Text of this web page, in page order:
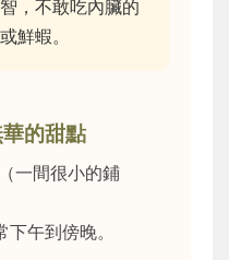
，不敢吃內臟的
鮮蝦。
的甜點
一間很小的鋪
午到傍晚。